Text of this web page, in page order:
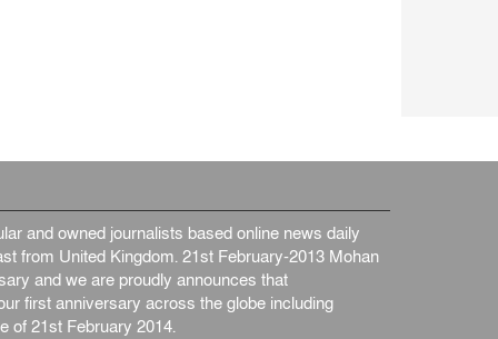
and owned journalists based online news daily
from United Kingdom. 21st February-2013 Mohan
and we are proudly announces that
first anniversary across the globe including
of 21st February 2014.